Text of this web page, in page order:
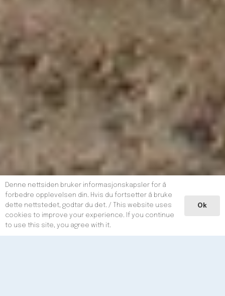
Denne nettsiden bruker informasjonskapsler for å
forbedre opplevelsen din. Hvis du fortsetter å bruke
dette nettstedet, godtar du det. / This website uses
cookies to improve your experience. If you continue
to use this site, you agree with it.
Ok